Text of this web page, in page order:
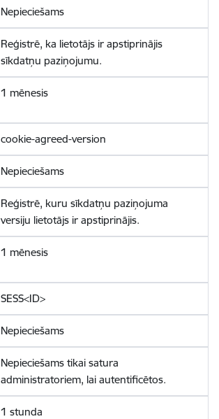
Nepieciešams
Reģistrē, ka lietotājs ir apstiprinājis
sīkdatņu paziņojumu.
1 mēnesis
cookie-agreed-version
Nepieciešams
Reģistrē, kuru sīkdatņu paziņojuma
versiju lietotājs ir apstiprinājis.
1 mēnesis
SESS<ID>
Nepieciešams
Nepieciešams tikai satura
administratoriem, lai autentificētos.
1 stunda